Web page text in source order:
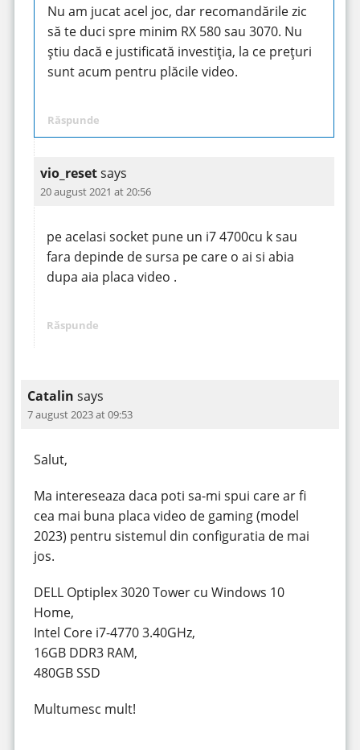
Nu am jucat acel joc, dar recomandările zic
să te duci spre minim RX 580 sau 3070. Nu
știu dacă e justificată investiția, la ce prețuri
sunt acum pentru plăcile video.
Răspunde
vio_resetsays
20 august 2021 at 20:56
pe acelasi socket pune un i7 4700cu k sau
fara depinde de sursa pe care o ai si abia
dupa aia placa video .
Răspunde
Catalin says
7 august 2023 at 09:53
Salut,
Ma intereseaza daca poti sa-mi spui care ar fi
cea mai buna placa video de gaming (model
2023) pentru sistemul din configuratia de mai
jos.
DELL Optiplex 3020 Tower cu Windows 10
Home,
Intel Core i7-4770 3.40GHz,
16GB DDR3 RAM,
480GB SSD
Multumesc mult!